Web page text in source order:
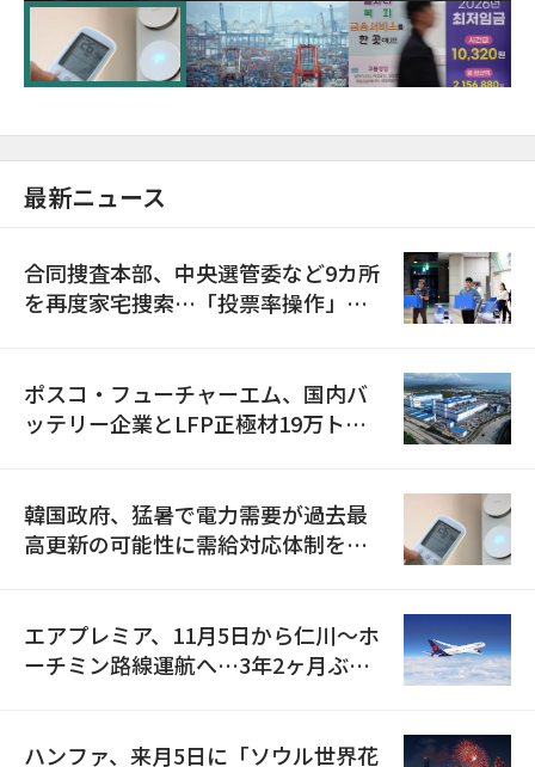
に需給対応体制を点検
最新ニュース
合同捜査本部、中央選管委など9カ所
を再度家宅捜索…「投票率操作」の
ポスコ・フューチャーエム、国内バ
ッテリー企業とLFP正極材19万トン
韓国政府、猛暑で電力需要が過去最
高更新の可能性に需給対応体制を点
エアプレミア、11月5日から仁川〜ホ
ーチミン路線運航へ…3年2ヶ月ぶり
ハンファ、来月5日に「ソウル世界花